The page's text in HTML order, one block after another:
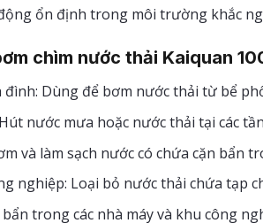
ổn định trong môi trường khắc
chìm nước thải Kaiquan
đình: Dùng để bơm nước thải từ bể
nước mưa hoặc nước thải tại các
và làm sạch nước có chứa cặn bẩn
nghiệp: Loại bỏ nước thải chứa tạp
trong các nhà máy và khu công